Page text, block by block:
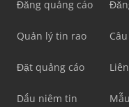
Đăng quảng cáo
Quản lý tin rao
Đặt quảng cáo
Dấu niêm tin